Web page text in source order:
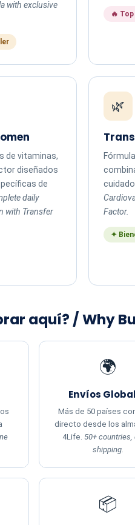
with exclusive
🔥
de vitaminas,
diseñados
de
daily
with Transfer
🌿
Factor.
✦
aquí? / Why
🌍
Envíos
Más de 50 países
directo desde los
4Life. 50+ countries,
shipping.
📦